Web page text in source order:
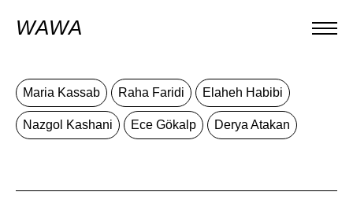
WAWA
Maria Kassab Raha Faridi Elaheh Habibi
Nazgol Kashani Ece Gökalp Derya Atakan